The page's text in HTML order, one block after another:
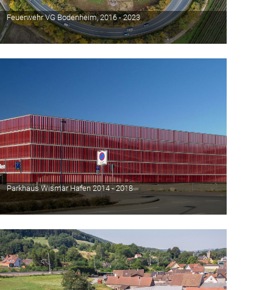
Feuerwehr VG Bodenheim, 2016 - 2023
Parkhaus Wismar Hafen 2014 - 2018